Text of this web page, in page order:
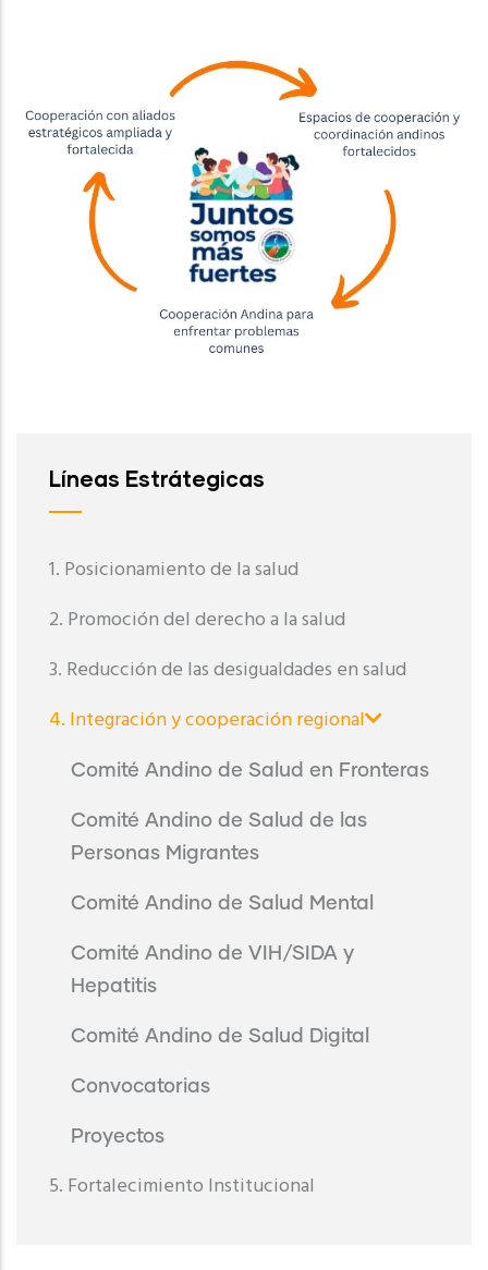
Líneas Estrátegicas
1. Posicionamiento de la salud
2. Promoción del derecho a la salud
3. Reducción de las desigualdades en salud
4. Integración y cooperación regional
Comité Andino de Salud en Fronteras
Comité Andino de Salud de las
Personas Migrantes
Comité Andino de Salud Mental
Comité Andino de VIH/SIDA y
Hepatitis
Comité Andino de Salud Digital
Convocatorias
Proyectos
5. Fortalecimiento Institucional